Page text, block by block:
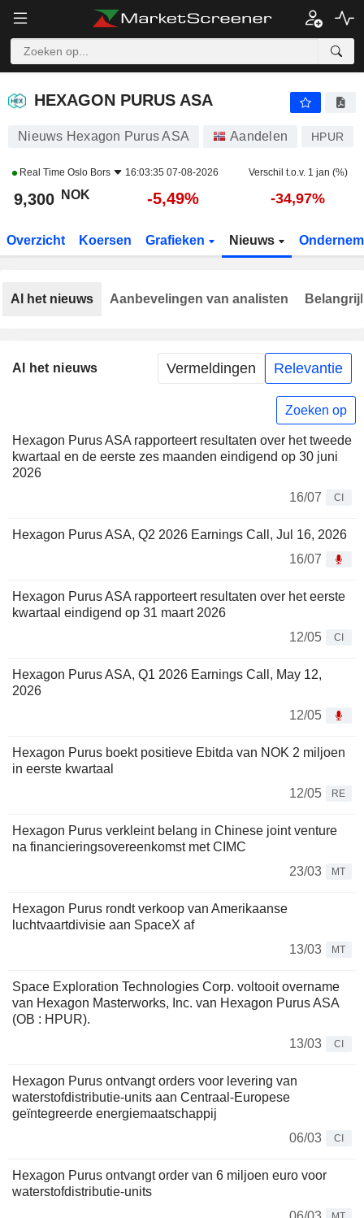
HEXAGON PURUS ASA
HEXAGON PURUS ASA
Nieuws Hexagon Purus ASA Aandelen HPUR
Real Time Oslo Bors 16:03:35 07-08-2026 Verschil t.o.v. 1 jan (%)
9,300 NOK -5,49% -34,97%
Overzicht Koersen Grafieken Nieuws
Al het nieuws Vermeldingen Relevantie
Zoeken op
Hexagon Purus ASA rapporteert resultaten over het tweede
kwartaal en de eerste zes maanden eindigend op 30 juni
2026
16/07
CI
Hexagon Purus ASA, Q2 2026 Earnings Call, Jul 16, 2026
16/07
Hexagon Purus ASA rapporteert resultaten over het eerste
kwartaal eindigend op 31 maart 2026
12/05
CI
Hexagon Purus ASA, Q1 2026 Earnings Call, May 12,
2026
12/05
Hexagon Purus boekt positieve Ebitda van NOK 2 miljoen
in eerste kwartaal
12/05
RE
Hexagon Purus verkleint belang in Chinese joint venture
na financieringsovereenkomst met CIMC
23/03
MT
Hexagon Purus rondt verkoop van Amerikaanse
luchtvaartdivisie aan SpaceX af
13/03
MT
Space Exploration Technologies Corp. voltooit overname
van Hexagon Masterworks, Inc. van Hexagon Purus ASA
(OB : HPUR).
13/03
CI
Hexagon Purus ontvangt orders voor levering van
waterstofdistributie-units aan Centraal-Europese
geïntegreerde energiemaatschappij
06/03
CI
Hexagon Purus ontvangt order van 6 miljoen euro voor
waterstofdistributie-units
Al het nieuws Aanbevelingen van analisten